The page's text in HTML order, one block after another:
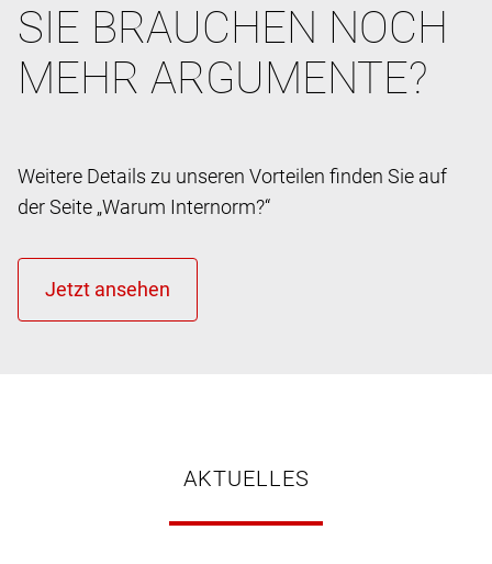
SIE BRAUCHEN NOCH
MEHR ARGUMENTE?
Weitere Details zu unseren Vorteilen finden Sie auf
der Seite „Warum Internorm?“
AKTUELLES